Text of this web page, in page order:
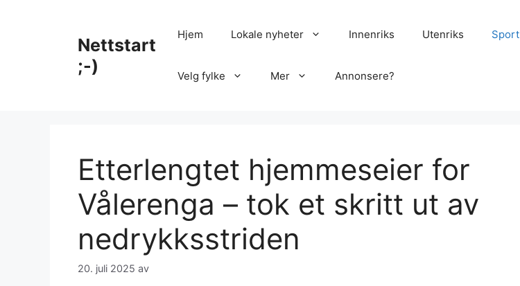
Nettstart
;-)
Hjem Lokale nyheter Innenriks Utenriks Sport
Velg fylke Mer Annonsere?
Etterlengtet hjemmeseier for
Vålerenga – tok et skritt ut av
nedrykksstriden
20. juli 2025 av